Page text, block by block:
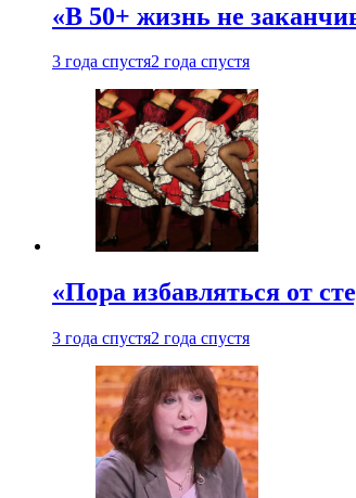
«В 50+ жизнь не
3 года спустя2 года спустя
«Пора избавляться от
3 года спустя2 года спустя